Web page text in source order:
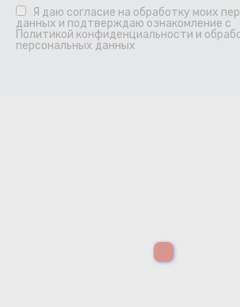
Я даю согласие на обработку моих
данных и подтверждаю ознакомление с
Политикой конфиденциальности и
персональных данных